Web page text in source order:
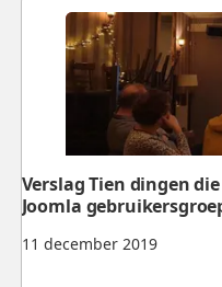
11 december 2019
Verslag Tien dingen
Joomla